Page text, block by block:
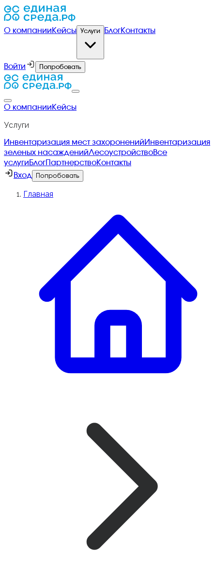
О компанииКейсы Услуги БлогКонтакты
Войти Попробовать
О компанииКейсы
Услуги
Инвентаризация мест захороненийИнвентаризация
зеленых насажденийЛесоустройствоВсе
услугиБлог ПартнерствоКонтакты
Вход
Попробовать
Главная